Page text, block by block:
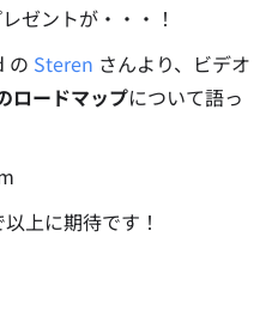
ゼントが・・・！
の Steren さんより、ビデオ
ロードマップについて語っ
上に期待です！